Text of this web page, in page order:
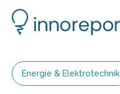
Energie & Elektrotechnik